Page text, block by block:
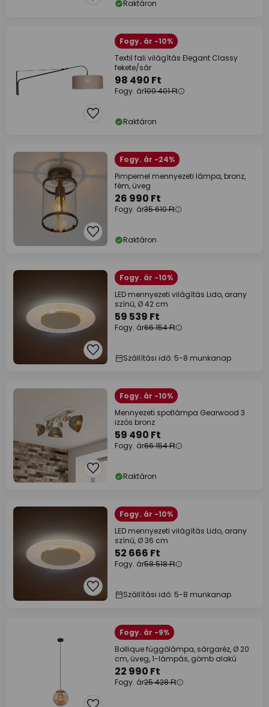
Raktáron
Fogy. ár -10%
Textil fali világítás Elegant Classy
fekete/sár
98 490 Ft
Fogy. ár109 401 Ft
Raktáron
Fogy. ár -24%
Pimpernel mennyezeti lámpa, bronz,
fém, üveg
26 990 Ft
Fogy. ár35 610 Ft
Raktáron
Fogy. ár -10%
LED mennyezeti világítás Lido, arany
színű, Ø 42 cm
59 539 Ft
Fogy. ár66 154 Ft
Szállítási idő: 5-8 munkanap
Fogy. ár -10%
Mennyezeti spotlámpa Gearwood 3
izzós bronz
59 490 Ft
Fogy. ár66 154 Ft
Raktáron
Fogy. ár -10%
LED mennyezeti világítás Lido, arany
színű, Ø 36 cm
52 666 Ft
Fogy. ár58 518 Ft
Szállítási idő: 5-8 munkanap
Fogy. ár -9%
Bollique függőlámpa, sárgaréz, Ø 20
cm, üveg, 1-lámpás, gömb alakú
22 990 Ft
Fogy. ár25 428 Ft